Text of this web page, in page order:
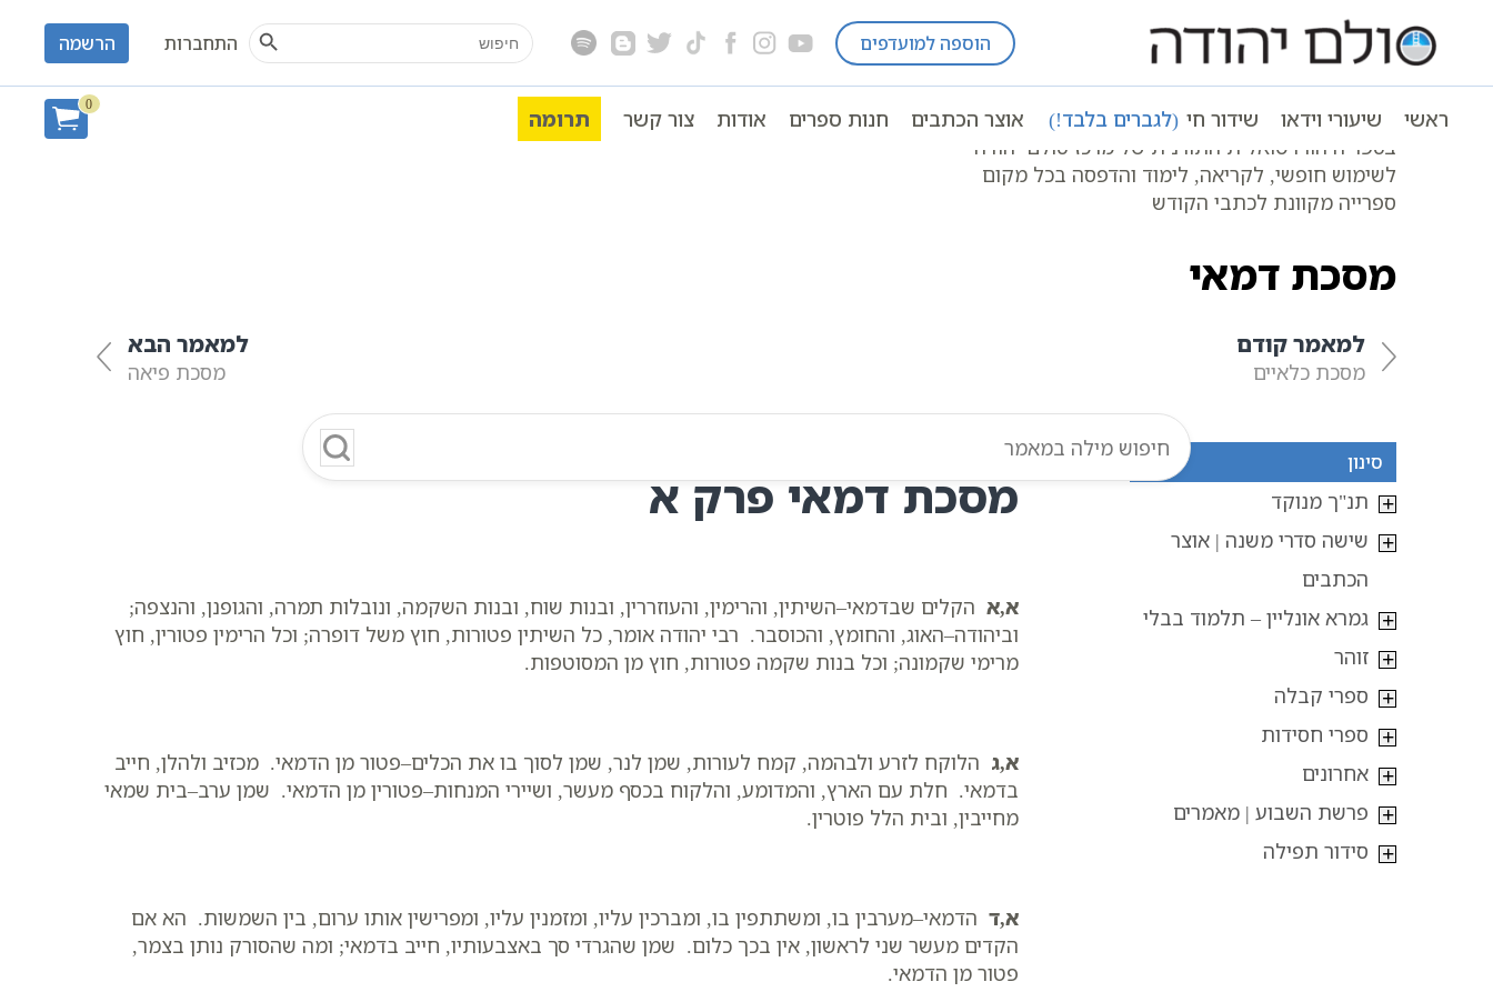
הוספה למועדפים Search
for:
Search Button
התחברות הרשמה
ראשי שיעורי וידאו שידור חי (לגברים בלבד!) אוצר הכתבים חנות ספרים אודות צור קשר תרומה
0
עמוד ראשי אוצר הכתבים מסכת דמאי שישה סדרי משנה | אוצר הכתבים סדר זרעים מסכת דמאי
כל המשנה במקום אחד | שישה סדרי משנה
בספריה הווירטואלית התורנית של מרכז סולם יהודה
לשימוש חופשי, לקריאה, לימוד והדפסה בכל מקום
ספרייה מקוונת לכתבי הקודש
מסכת דמאי
למאמר קודם
מסכת כלאיים
למאמר הבא
מסכת פיאה
מסכת דמאי פרק א
א,א הקלים שבדמאי–השיתין, והרימין, והעוזררין, ובנות שוח, ובנות השקמה, ונובלות תמרה, והגופנן, והנצפה;
וביהודה–האוג, והחומץ, והכוסבר. רבי יהודה אומר, כל השיתין פטורות, חוץ משל דופרה; וכל הרימין פטורין, חוץ
מרימי שקמונה; וכל בנות שקמה פטורות, חוץ מן המסוטפות.
א,ג הלוקח לזרע ולבהמה, קמח לעורות, שמן לנר, שמן לסוך בו את הכלים–פטור מן הדמאי. מכזיב ולהלן, חייב
בדמאי. חלת עם הארץ, והמדומע, והלקוח בכסף מעשר, ושיירי המנחות–פטורין מן הדמאי. שמן ערב–בית שמאי
מחייבין, ובית הלל פוטרין.
א,ד הדמאי–מערבין בו, ומשתתפין בו, ומברכין עליו, ומזמנין עליו, ומפרישין אותו ערום, בין השמשות. הא אם
הקדים מעשר שני לראשון, אין בכך כלום. שמן שהגרדי סך באצבעותיו, חייב בדמאי; ומה שהסורק נותן בצמר,
פטור מן הדמאי.
סינון
תנ"ך מנוקד
שישה סדרי משנה | אוצר
הכתבים
גמרא אונליין – תלמוד בבלי
זוהר
ספרי קבלה
ספרי חסידות
אחרונים
פרשת השבוע | מאמרים
סידור תפילה